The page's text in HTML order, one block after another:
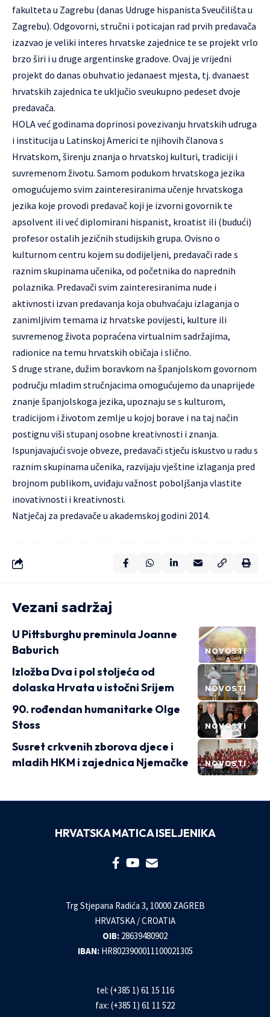
fakulteta u Zagrebu (danas Udruge hispanista Sveučilišta u
Zagrebu). Odgovorni, stručni i poticajan rad prvih predavača
izazvao je veliki interes hrvatske zajednice te se projekt vrlo
brzo širi i u druge argentinske gradove. Ovaj je vrijedni
projekt do danas obuhvatio jedanaest mjesta, tj. dvanaest
hrvatskih zajednica te uključio sveukupno pedeset dvoje
predavača.
HOLA već godinama doprinosi povezivanju hrvatskih udruga
i institucija u Latinskoj Americi te njihovih članova s
Hrvatskom, širenju znanja o hrvatskoj kulturi, tradiciji i
suvremenom životu. Samom podukom hrvatskoga jezika
omogućujemo svim zainteresiranima učenje hrvatskoga
jezika koje provodi predavač koji je izvorni govornik te
apsolvent ili već diplomirani hispanist, kroatist ili (budući)
profesor ostalih jezičnih studijskih grupa. Ovisno o
kulturnom centru kojem su dodijeljeni, predavači rade s
raznim skupinama učenika, od početnika do naprednih
polaznika. Predavači svim zainteresiranima nude i
aktivnosti izvan predavanja koja obuhvaćaju izlaganja o
zanimljivim temama iz hrvatske povijesti, kulture ili
suvremenog života popraćena virtualnim sadržajima,
radionice na temu hrvatskih običaja i slično.
S druge strane, dužim boravkom na španjolskom govornom
području mladim stručnjacima omogućujemo da unaprijede
znanje španjolskoga jezika, upoznaju se s kulturom,
tradicijom i životom zemlje u kojoj borave i na taj način
postignu viši stupanj osobne kreativnosti i znanja.
Ispunjavajući svoje obveze, predavači stječu iskustvo u radu s
raznim skupinama učenika, razvijaju vještine izlaganja pred
brojnom publikom, uviđaju važnost poboljšanja vlastite
inovativnosti i kreativnosti.
Natječaj za predavače u akademskoj godini 2014.
Vezani sadržaj
NOVOSTI
U Pittsburghu preminula Joanne
Baburich
NOVOSTI
Izložba Dva i pol stoljeća od
dolaska Hrvata u istočni Srijem
NOVOSTI
90. rođendan humanitarke Olge
Stoss
NOVOSTI
Susret crkvenih zborova djece i
mladih HKM i zajednica Njemačke
HRVATSKA MATICA ISELJENIKA
Trg Stjepana Radića 3, 10000 ZAGREB
HRVATSKA / CROATIA
OIB: 28639480902
IBAN: HR8023900011100021305
tel: (+385 1) 61 15 116
fax: (+385 1) 61 11 522